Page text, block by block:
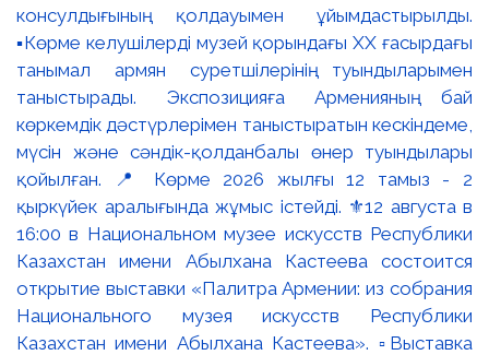
консулдығының қолдауымен ұйымдастырылды.
▪️Көрме келушілерді музей қорындағы ХХ ғасырдағы
танымал армян суретшілерінің туындыларымен
таныстырады. Экспозицияға Арменияның бай
көркемдік дәстүрлерімен таныстыратын кескіндеме,
мүсін және сәндік-қолданбалы өнер туындылары
қойылған. 📍 Көрме 2026 жылғы 12 тамыз - 2
қыркүйек аралығында жұмыс істейді. ⚜️12 августа в
16:00 в Национальном музее искусств Республики
Казахстан имени Абылхана Кастеева состоится
открытие выставки «Палитра Армении: из собрания
Национального музея искусств Республики
Казахстан имени Абылхана Кастеева». ▫️Выставка